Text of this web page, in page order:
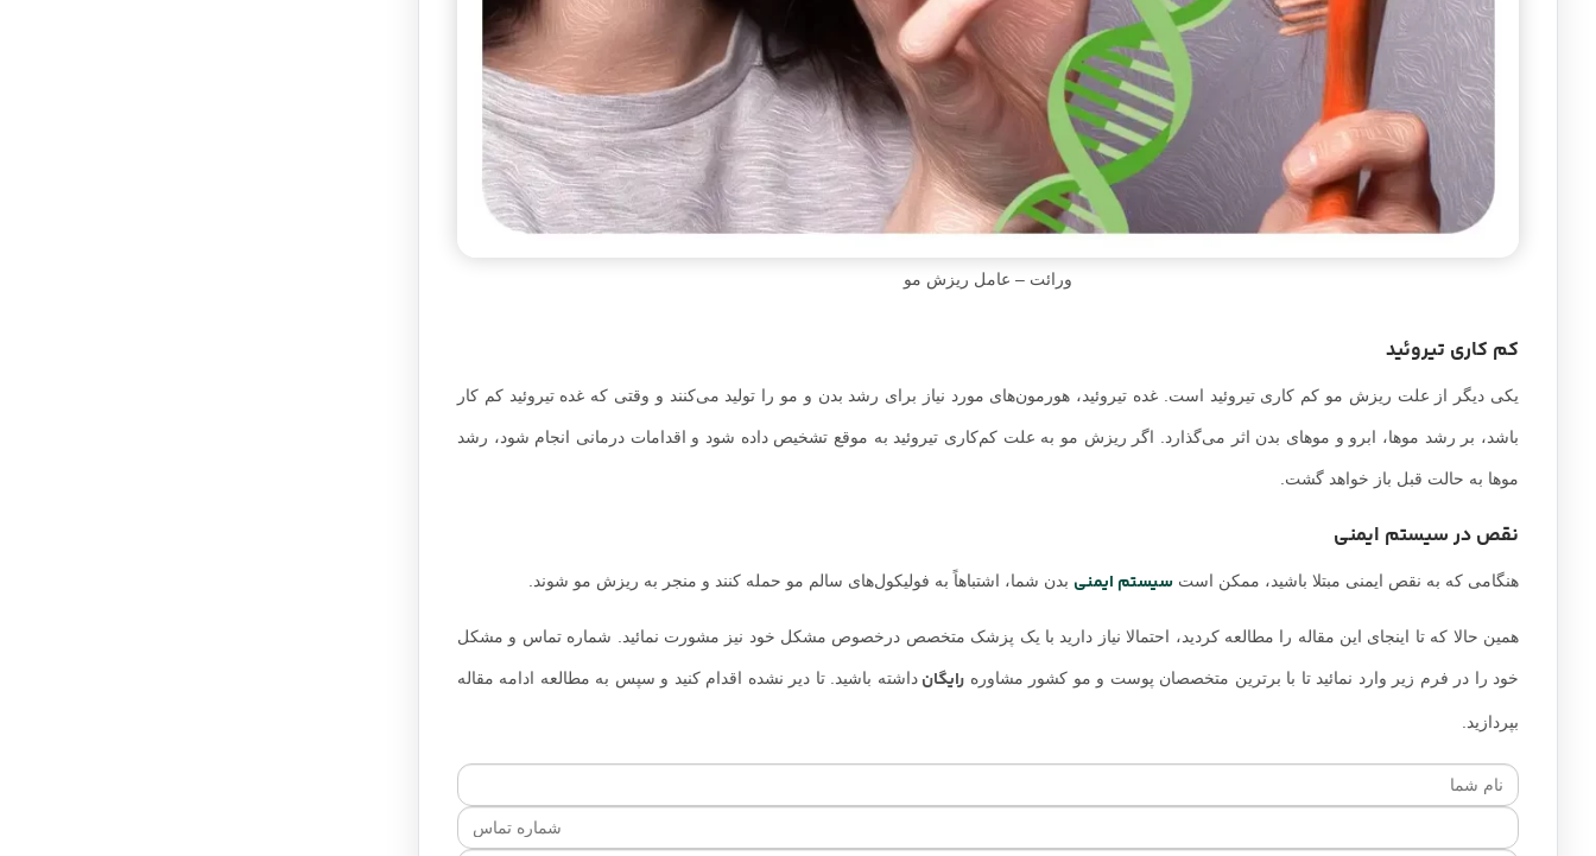
ورائت – عامل ریزش مو
کم کاری تیروئید
یکی دیگر از علت ریزش مو کم کاری تیروئید است. غده تیروئید، هورمون‌های مورد نیاز برای رشد بدن و مو را تولید می‌کنند و وقتی که غده تیروئید کم کار
باشد، بر رشد موها، ابرو و موهای بدن اثر می‌گذارد. اگر ریزش مو به علت کم‌کاری تیروئید به موقع تشخیص داده شود و اقدامات درمانی انجام شود، رشد
موها به حالت قبل باز خواهد گشت.
نقص در سیستم ایمنی
هنگامی که به نقص ایمنی مبتلا باشید، ممکن است سیستم ایمنی بدن شما، اشتباهاً به فولیکول‌های سالم مو حمله کنند و منجر به ریزش مو شوند.
همین حالا که تا اینجای این مقاله را مطالعه کردید، احتمالا نیاز دارید با یک پزشک متخصص درخصوص مشکل خود نیز مشورت نمائید. شماره تماس و مشکل
خود را در فرم زیر وارد نمائید تا با برترین متخصصان پوست و مو کشور مشاوره رایگانداشته باشید. تا دیر نشده اقدام کنید و سپس به مطالعه ادامه مقاله
بپردازید.